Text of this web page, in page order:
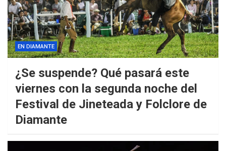
EN DIAMANTE
¿Se suspende? Qué pasará este
viernes con la segunda noche del
Festival de Jineteada y Folclore de
Diamante